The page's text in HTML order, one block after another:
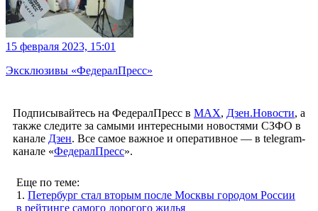
15 февраля 2023, 15:01
Эксклюзивы «ФедералПресс»
Подписывайтесь на ФедералПресс в МАХ, Дзен.Новости, а
также следите за самыми интересными новостями СЗФО в
канале Дзен. Все самое важное и оперативное — в telegram-
канале «ФедералПресс».
Еще по теме:
1. Петербург стал вторым после Москвы городом России
в рейтинге самого дорогого жилья